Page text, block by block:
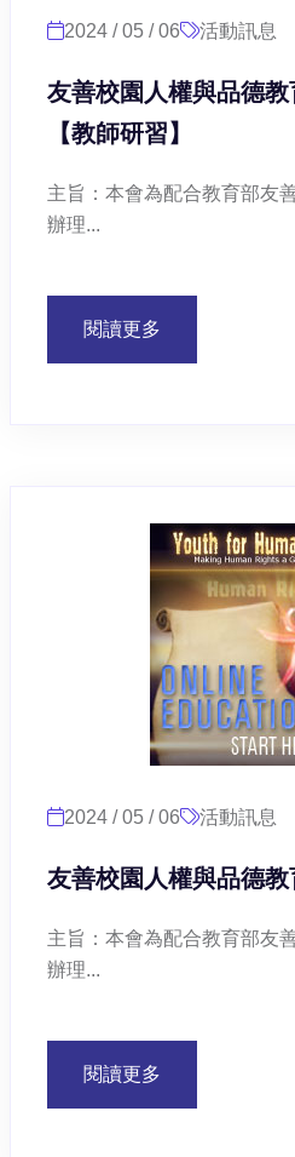
2024 / 05 / 06 活動訊息
友善校園人權與品德
【教師研習】
主旨：本會為配合教育部友
辦理...
閱讀更多
2024 / 05 / 06 活動訊息
友善校園人權與品德
主旨：本會為配合教育部友
辦理...
閱讀更多